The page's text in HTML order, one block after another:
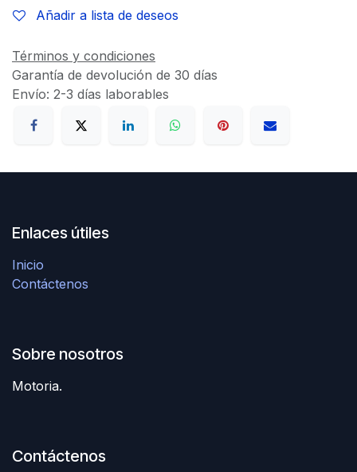
Añadir a lista de deseos
Términos y condiciones
Garantía de devolución de 30 días
Envío: 2-3 días laborables
Enlaces útiles
Inicio
Contáctenos
Sobre nosotros
Motoria.
Contáctenos